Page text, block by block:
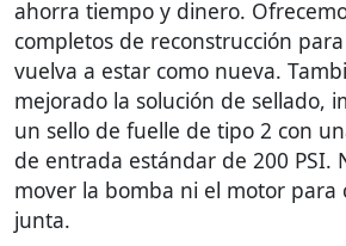
ahorra tiempo y dinero.
completos de reconstrucción
vuelva a estar como nueva.
mejorado la solución de sellado,
un sello de fuelle de tipo 2 con
de entrada estándar de 200 PSI.
mover la bomba ni el motor para
junta.